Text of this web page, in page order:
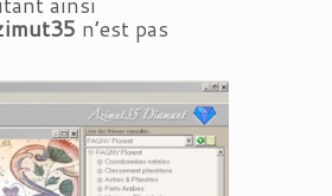
n’est pas